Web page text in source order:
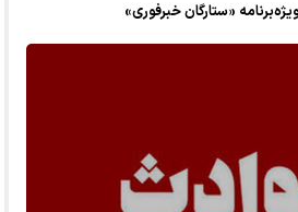
«ستارگان خبرفوری»